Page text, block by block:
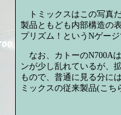
トミックスはこの写真
製品ともども内部構造の
プリズム！というNゲー
なお、カトーのN700A
ンが少し乱れているが、
もので、普通に見る分に
ミックスの従来製品(こち